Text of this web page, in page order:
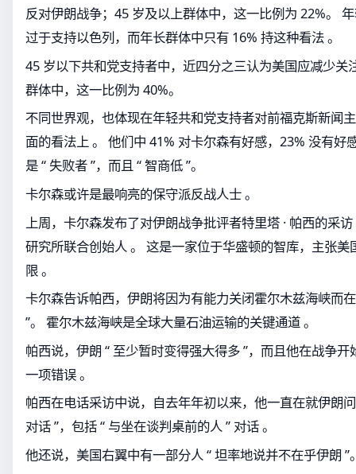
反对伊朗战争；45 岁及以上群体中，这一比例为 22%。
过于支持以色列，而年长群体中只有 16% 持这种看法 。
45 岁以下共和党支持者中，近四分之三认为美国应减少关
群体中，这一比例为 40%。
不同世界观，也体现在年轻共和党支持者对前福克斯新闻
面的看法上 。 他们中 41% 对卡尔森有好感，23% 没有好
是 “ 失败者 ”，而且 “ 智商低 ”。
卡尔森或许是最响亮的保守派反战人士 。
上周，卡尔森发布了对伊朗战争批评者特里塔 · 帕西的采
研究所联合创始人 。 这是一家位于华盛顿的智库，主张
限 。
卡尔森告诉帕西，伊朗将因为有能力关闭霍尔木兹海峡而
”。 霍尔木兹海峡是全球大量石油运输的关键通道 。
帕西说，伊朗 “ 至少暂时变得强大得多 ”，而且他在战争
一项错误 。
帕西在电话采访中说，自去年年初以来，他一直在就伊朗
对话 ”，包括 “ 与坐在谈判桌前的人 ” 对话 。
他还说，美国右翼中有一部分人 “ 坦率地说并不在乎伊朗 ”